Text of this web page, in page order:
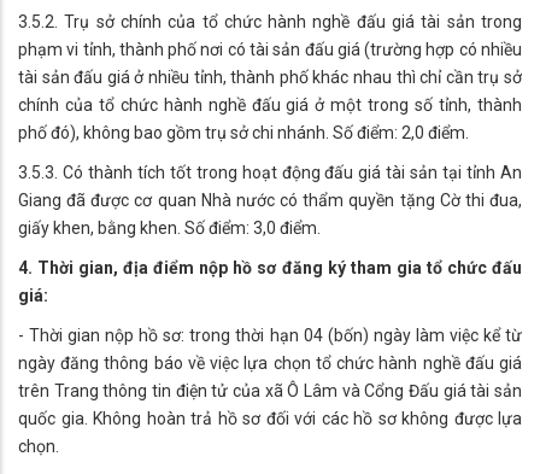
3.5.2. Trụ sở chính của tổ chức hành nghề đấu giá tài sản trong
phạm vi tỉnh, thành phố nơi có tài sản đấu giá (trường hợp có nhiều
tài sản đấu giá ở nhiều tỉnh, thành phố khác nhau thì chỉ cần trụ sở
chính của tổ chức hành nghề đấu giá ở một trong số tỉnh, thành
phố đó), không bao gồm trụ sở chi nhánh. Số điểm: 2,0 điểm.
3.5.3. Có thành tích tốt trong hoạt động đấu giá tài sản tại tỉnh An
Giang đã được cơ quan Nhà nước có thẩm quyền tặng Cờ thi đua,
giấy khen, bằng khen. Số điểm: 3,0 điểm.
4. Thời gian, địa điểm nộp hồ sơ đăng ký tham gia tổ chức đấu
giá:
- Thời gian nộp hồ sơ: trong thời hạn 04 (bốn) ngày làm việc kể từ
ngày đăng thông báo về việc lựa chọn tổ chức hành nghề đấu giá
trên Trang thông tin điện tử của xã Ô Lâm và Cổng Đấu giá tài sản
quốc gia. Không hoàn trả hồ sơ đối với các hồ sơ không được lựa
chọn.